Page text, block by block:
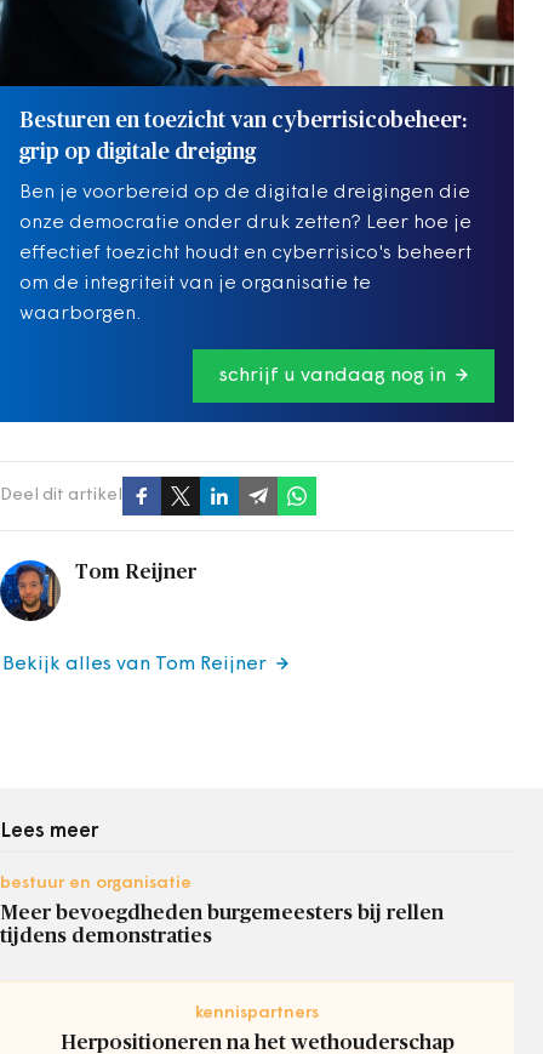
Besturen en toezicht van cyberrisicobeheer:
grip op digitale dreiging
Ben je voorbereid op de digitale dreigingen die
onze democratie onder druk zetten? Leer hoe je
effectief toezicht houdt en cyberrisico's beheert
om de integriteit van je organisatie te
waarborgen.
schrijf u vandaag nog in
Deel dit artikel
Tom Reijner
Bekijk alles van Tom Reijner
Lees meer
bestuur en organisatie
Meer bevoegdheden burgemeesters bij rellen
tijdens demonstraties
kennispartners
Herpositioneren na het wethouderschap